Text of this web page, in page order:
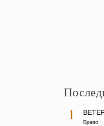
1 Браво